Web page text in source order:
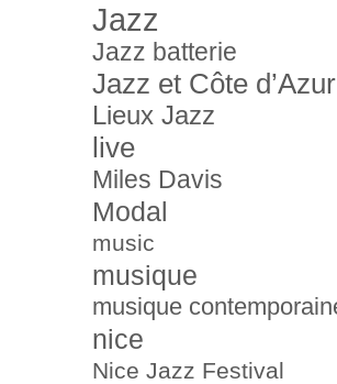
Jazz
Jazz batterie
Jazz et Côte d’Azur
Lieux Jazz
live
Miles Davis
Modal
music
musique
musique
nice
Nice Jazz Festival